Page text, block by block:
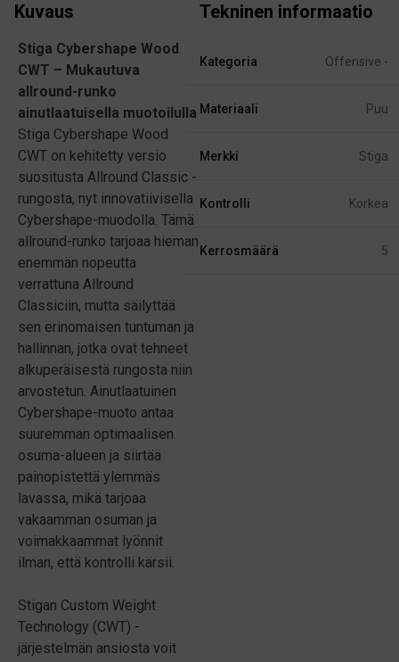
Kuvaus
Stiga Cybershape Wood
CWT – Mukautuva
allround-runko
ainutlaatuisella muotoilulla
Stiga Cybershape Wood
CWT on kehitetty versio
suositusta Allround Classic -
rungosta, nyt innovatiivisella
Cybershape-muodolla. Tämä
allround-runko tarjoaa hieman
enemmän nopeutta
verrattuna Allround
Classiciin, mutta säilyttää
sen erinomaisen tuntuman ja
hallinnan, jotka ovat tehneet
alkuperäisestä rungosta niin
arvostetun. Ainutlaatuinen
Cybershape-muoto antaa
suuremman optimaalisen
osuma-alueen ja siirtää
painopistettä ylemmäs
lavassa, mikä tarjoaa
vakaamman osuman ja
voimakkaammat lyönnit
ilman, että kontrolli kärsii.
Stigan Custom Weight
Technology (CWT) -
järjestelmän ansiosta voit
Tekninen informaatio
Kategoria Offensive -
Materiaali Puu
Merkki Stiga
Kontrolli Korkea
Kerrosmäärä 5